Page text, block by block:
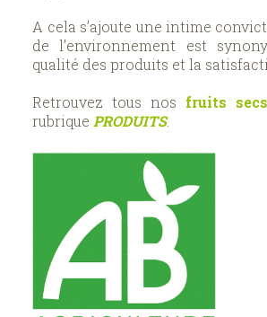
A cela s’ajoute une intime
de l’environnement est
qualité des produits et la
Retrouvez tous nos fruits
rubriquePRODUITS.